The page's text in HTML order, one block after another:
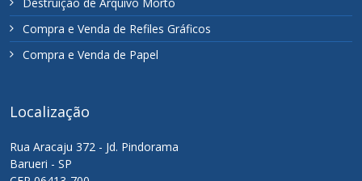
Compra e Venda de Refiles Gráficos
Compra e Venda de Papel
Localização
Rua Aracaju 372 - Jd. Pindorama
Barueri - SP